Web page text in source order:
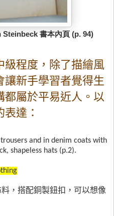
書本內頁 (p. 94)
級程度，除了描繪風
新手學習者覺得生
屬於平易近人。以
達：
and in denim coats with
shapeless hats (p.2).
，搭配銅製鈕扣，可以想像